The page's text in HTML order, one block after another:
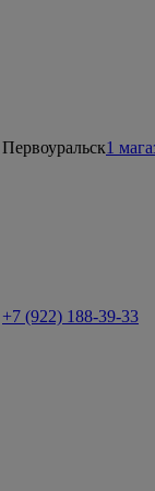
Первоуральск1
+7 (922) 188-39-33